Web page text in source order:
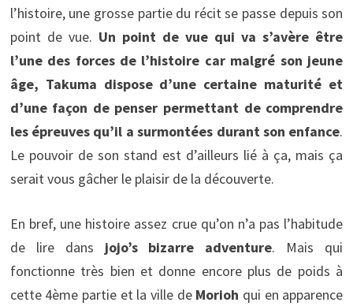
l’histoire, une grosse partie du récit se passe depuis son
point de vue. Un point de vue qui va s’avère être
l’une des forces de l’histoire car malgré son jeune
âge, Takuma dispose d’une certaine maturité et
d’une façon de penser permettant de comprendre
les épreuves qu’il a surmontées durant son enfance.
Le pouvoir de son stand est d’ailleurs lié à ça, mais ça
serait vous gâcher le plaisir de la découverte.
En bref, une histoire assez crue qu’on n’a pas l’habitude
de lire dans jojo’s bizarre adventure. Mais qui
fonctionne très bien et donne encore plus de poids à
cette 4ème partie et la ville de Morioh qui en apparence